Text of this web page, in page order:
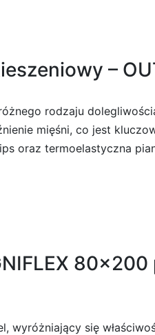
–
rodzaju
mięśni, co jest
oraz termoelastyczna
się